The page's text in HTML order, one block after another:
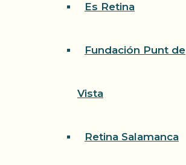
Es Retina
Fundación Punt de
Vista
Retina Salamanca